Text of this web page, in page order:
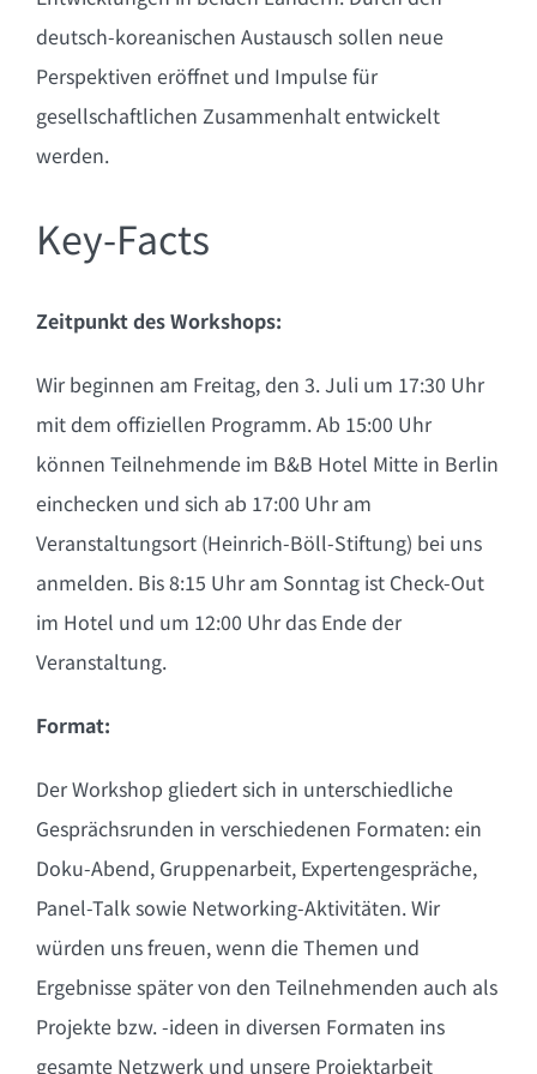
deutsch-koreanischen Austausch sollen neue
Perspektiven eröffnet und Impulse für
gesellschaftlichen Zusammenhalt entwickelt
werden.
Key-Facts
Zeitpunkt des Workshops:
Wir beginnen am Freitag, den 3. Juli um 17:30 Uhr
mit dem offiziellen Programm.Ab 15:00 Uhr
können Teilnehmende im B&B Hotel Mitte in Berlin
einchecken und sich ab 17:00 Uhram
Veranstaltungsort (Heinrich-Böll-Stiftung) bei uns
anmelden. Bis 8:15 Uhr am Sonntagist Check-Out
im Hotel und um 12:00 Uhr das Ende der
Veranstaltung.
Format:
Der Workshop gliedert sich in unterschiedliche
Gesprächsrunden in verschiedenen Formaten: ein
Doku-Abend, Gruppenarbeit, Expertengespräche,
Panel-Talk sowie Networking-Aktivitäten. Wir
würden uns freuen, wenn die Themen und
Ergebnisse später von den Teilnehmenden auch als
Projekte bzw. -ideen in diversen Formaten ins
gesamte Netzwerk und unsere Projektarbeit